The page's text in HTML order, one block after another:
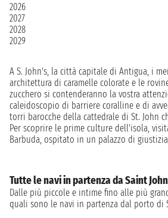
2026
2027
2028
2029
A S. John's, la città capitale di Antigua, i
architettura di caramelle colorate e le
zucchero si contenderanno la vostra
caleidoscopio di barriere coralline e di
torri barocche della cattedrale di St. John
Per scoprire le prime culture dell'isola,
Barbuda, ospitato in un palazzo di
Tutte le navi in partenza da Saint
Dalle più piccole e intime fino alle più
quali sono le navi in partenza dal porto di